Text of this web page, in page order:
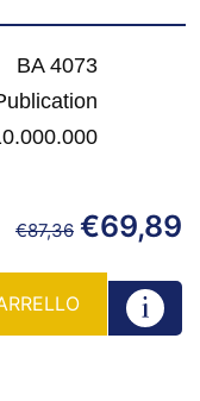
BA 4073
€87,36 €69,89